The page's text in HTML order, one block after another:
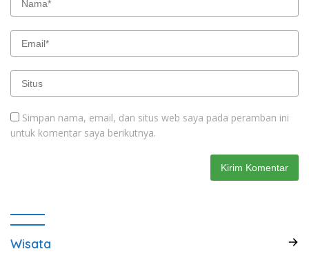
Simpan nama, email, dan situs web saya pada peramban ini
untuk komentar saya berikutnya.
Wisata